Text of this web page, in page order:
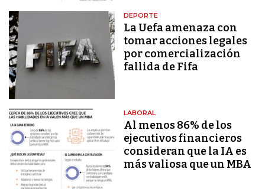
DEPORTE
La Uefa amenaza con
tomar acciones legales
por comercialización
fallida de Fifa
LABORAL
Al menos 86% de los
ejecutivos financieros
consideran que la IA es
más valiosa que un MBA